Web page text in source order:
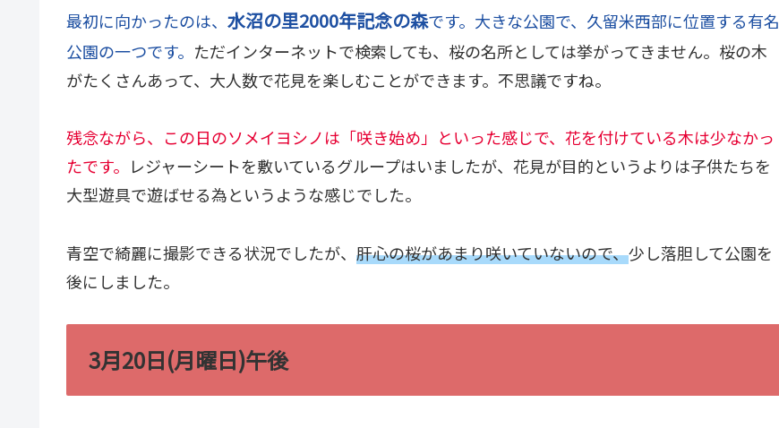
最初に向かったのは、 水沼の里2000年記念の森です。大きな公園で、久留米西部に位置する有名
公園の一つです。 ただインターネットで検索しても、桜の名所としては挙がってきません。桜の木
がたくさんあって、大人数で花見を楽しむことができます。不思議ですね。
残念ながら、この日のソメイヨシノは「咲き始め」といった感じで、花を付けている木は少なかっ
たです。 レジャーシートを敷いているグループはいましたが、花見が目的というよりは子供たちを
大型遊具で遊ばせる為というような感じでした。
青空で綺麗に撮影できる状況でしたが、 肝心の桜があまり咲いていないので、少し落胆して公園を
後にしました。
3月20日(月曜日)午後